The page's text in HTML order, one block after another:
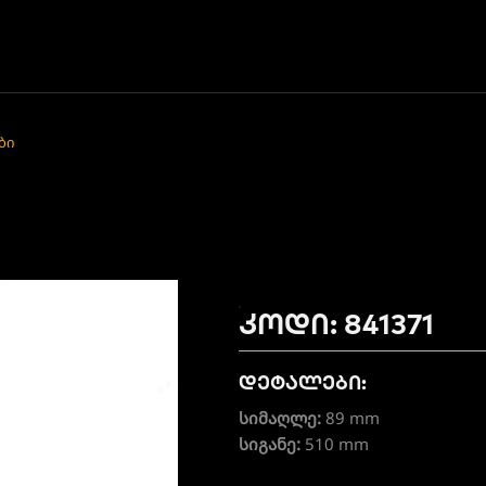
კოდი: 841371
დეტალები:
სიმაღლე:89 mm
სიგანე:510 mm